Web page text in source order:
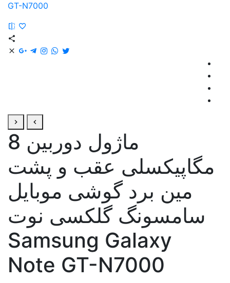
GT-N7000
ماژول دوربین 8
مگاپیکسلی عقب و پشت
مین برد گوشی موبایل
سامسونگ گلکسی نوت
Samsung Galaxy
Note GT-N7000